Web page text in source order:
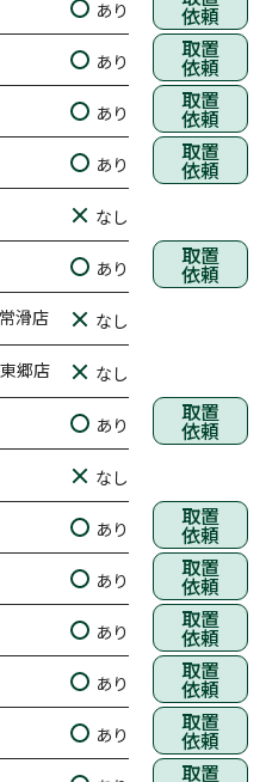
あり 依頼
あり 取置
依頼
あり 取置
依頼
あり 取置
依頼
なし
あり 取置
依頼
滑店 なし
郷店 なし
あり 取置
依頼
なし
あり 取置
依頼
あり 取置
依頼
あり 取置
依頼
あり 取置
依頼
あり 取置
依頼
取置